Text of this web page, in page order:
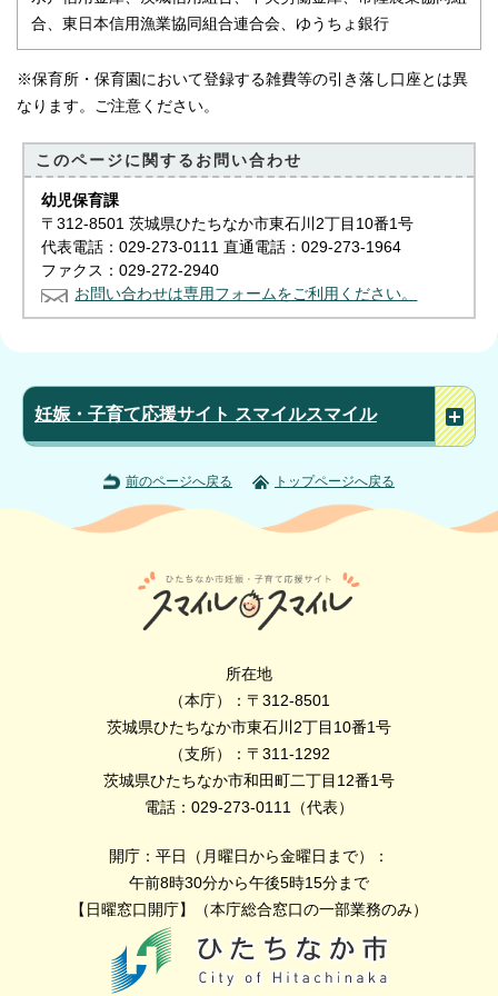
合、東日本信用漁業協同組合連合会、ゆうちょ銀行
※保育所・保育園において登録する雑費等の引き落し口座とは異
なります。ご注意ください。
このページに関する お問い合わせ
幼児保育課
〒312-8501 茨城県ひたちなか市東石川2丁目10番1号
代表電話：029-273-0111 直通電話：029-273-1964
ファクス：029-272-2940
お問い合わせは専用フォームをご利用ください。
妊娠・子育て応援サイト スマイルスマイル
前のページへ戻る トップページへ戻る
所在地
（本庁）：〒312-8501
茨城県ひたちなか市東石川2丁目10番1号
（支所）：〒311-1292
茨城県ひたちなか市和田町二丁目12番1号
電話：029-273-0111（代表）
開庁：平日（月曜日から金曜日まで）：
午前8時30分から午後5時15分まで
【日曜窓口開庁】（本庁総合窓口の一部業務のみ）